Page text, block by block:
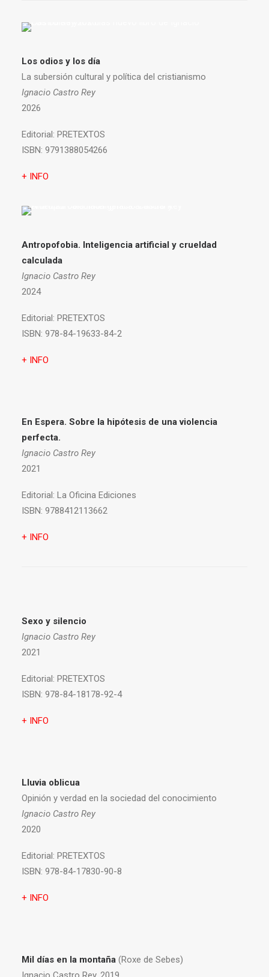
Los odios y los día
La subersión cultural y política del cristianismo
Ignacio Castro Rey
2026
Editorial: PRETEXTOS
ISBN: 9791388054266
+ INFO
Antropofobia. Inteligencia artificial y crueldad
calculada
Ignacio Castro Rey
2024
Editorial: PRETEXTOS
ISBN: 978-84-19633-84-2
+ INFO
En Espera. Sobre la hipótesis de una violencia
perfecta.
Ignacio Castro Rey
2021
Editorial: La Oficina Ediciones
ISBN: 9788412113662
+ INFO
Sexo y silencio
Ignacio Castro Rey
2021
Editorial: PRETEXTOS
ISBN: 978-84-18178-92-4
+ INFO
Lluvia oblicua
Opinión y verdad en la sociedad del conocimiento
Ignacio Castro Rey
2020
Editorial: PRETEXTOS
ISBN: 978-84-17830-90-8
+ INFO
Mil días en la montaña (Roxe de Sebes)